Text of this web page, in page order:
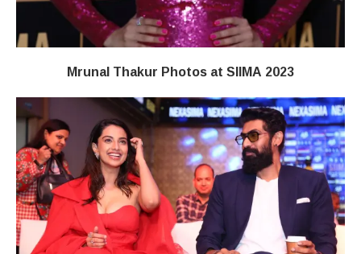
Mrunal Thakur Photos at SIIMA 2023